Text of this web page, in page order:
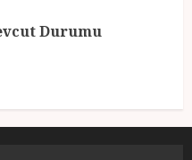
Durumu